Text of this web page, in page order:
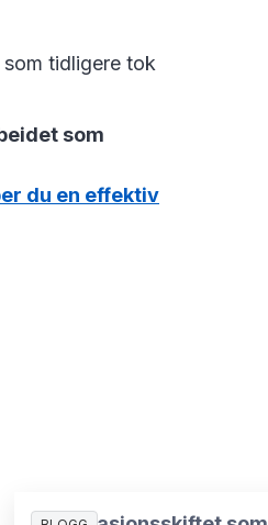
tidligere tok
som
du en effektiv